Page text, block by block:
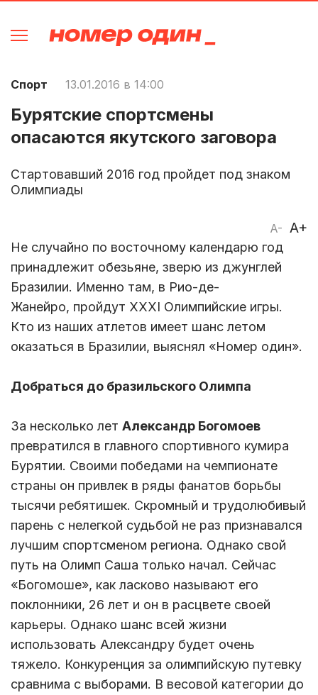
Спорт 13.01.2016 в 14:00
Бурятские спортсмены
опасаются якутского заговора
Стартовавший 2016 год пройдет под знаком
Олимпиады
A- A+
Не случайно по восточному календарю год
принадлежит обезьяне, зверю из джунглей
Бразилии. Именно там, в Рио-де-
Жанейро, пройдут ХХХI Олимпийские игры.
Кто из наших атлетов имеет шанс летом
оказаться в Бразилии, выяснял «Номер один».
Добраться до бразильского Олимпа
За несколько лет Александр Богомоев
превратился в главного спортивного кумира
Бурятии. Своими победами на чемпионате
страны он привлек в ряды фанатов борьбы
тысячи ребятишек. Скромный и трудолюбивый
парень с нелегкой судьбой не раз признавался
лучшим спортсменом региона. Однако свой
путь на Олимп Саша только начал. Сейчас
«Богомоше», как ласково называют его
поклонники, 26 лет и он в расцвете своей
карьеры. Однако шанс всей жизни
использовать Александру будет очень
тяжело. Конкуренция за олимпийскую путевку
сравнима с выборами. В весовой категории до